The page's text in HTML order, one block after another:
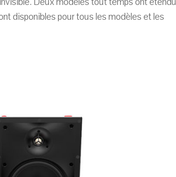
disponibles pour tous les modèles et les